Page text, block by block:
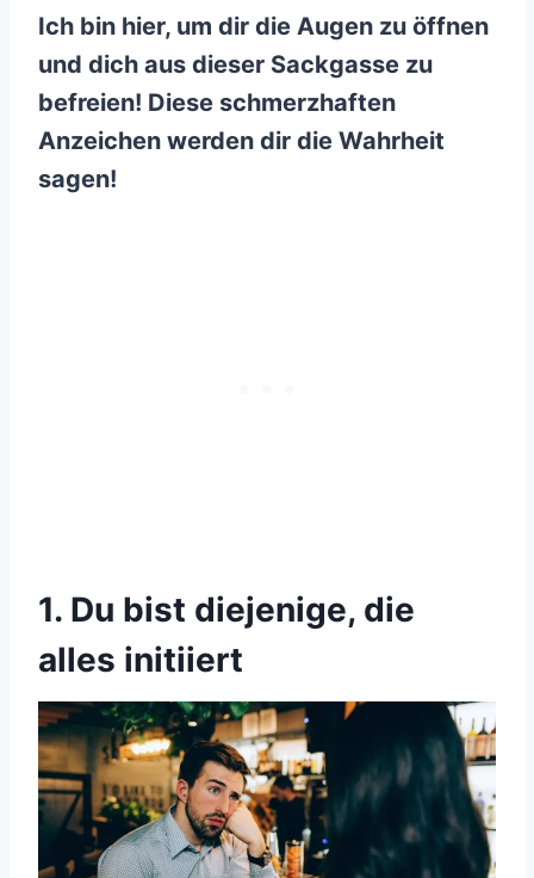
Ich bin hier, um dir die Augen zu öffnen
und dich aus dieser Sackgasse zu
befreien! Diese schmerzhaften
Anzeichen werden dir die Wahrheit
sagen!
1. Du bist diejenige, die
alles initiiert